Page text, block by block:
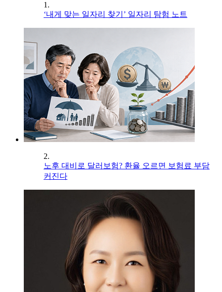
1.
‘내게 맞는 일자리 찾기’ 일자리 탐험 노트
2.
노후 대비로 달러보험? 환율 오르면 보험료 부담
커진다